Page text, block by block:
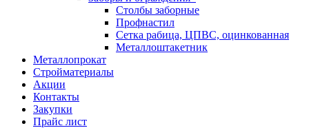
Столбы заборные
Профнастил
Сетка рабица, ЦПВС, оцинкованная
Металлоштакетник
Металлопрокат
Стройматериалы
Акции
Контакты
Закупки
Прайс лист